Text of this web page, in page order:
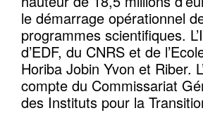
le démarrage opérationnel
programmes scientifiques.
d’EDF, du CNRS et de
Horiba Jobin Yvon et Riber.
compte du Commissariat
des Instituts pour la